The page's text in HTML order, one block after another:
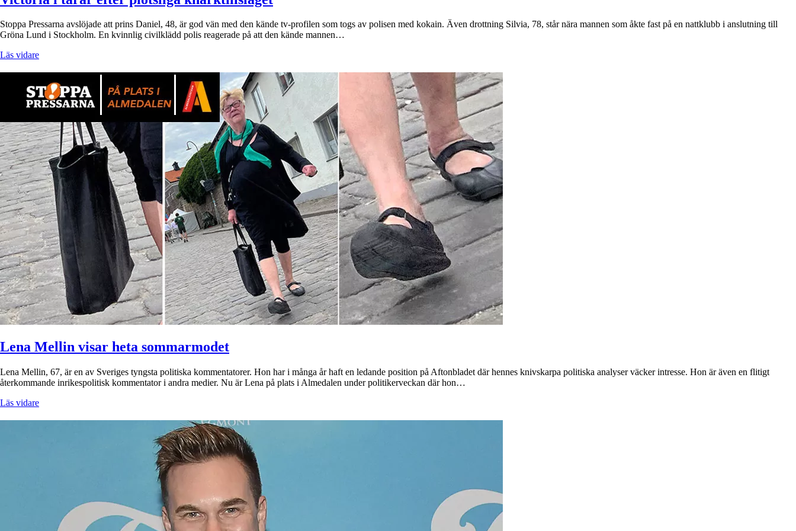
Stoppa Pressarna avslöjade att prins Daniel, 48, är god vän med den kände tv-profilen som togs av polisen med kokain. Även drottning Silvia, 78, står nära mannen som åkte fast på en nattklubb i anslutning till
Gröna Lund i Stockholm. En kvinnlig civilklädd polis reagerade på att den kände mannen…
Läs vidare
Lena Mellin visar heta sommarmodet
Lena Mellin, 67, är en av Sveriges tyngsta politiska kommentatorer. Hon har i många år haft en ledande position på Aftonbladet där hennes knivskarpa politiska analyser väcker intresse. Hon är även en flitigt
återkommande inrikespolitisk kommentator i andra medier. Nu är Lena på plats i Almedalen under politikerveckan där hon…
Läs vidare